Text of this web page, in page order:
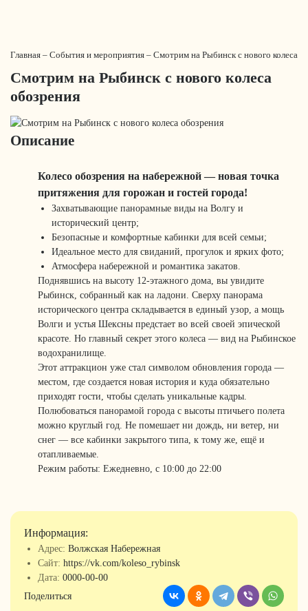
Главная – События и мероприятия – Смотрим на Рыбинск с нового колеса
Смотрим на Рыбинск с нового колеса
обозрения
Описание
Колесо обозрения на набережной — новая точка
притяжения для горожан и гостей города!
Захватывающие панорамные виды на Волгу и
исторический центр;
Безопасные и комфортные кабинки для всей семьи;
Идеальное место для свиданий, прогулок и ярких фото;
Атмосфера набережной и романтика закатов.
Поднявшись на высоту 12-этажного дома, вы увидите
Рыбинск, собранный как на ладони. Сверху панорама
исторического центра складывается в единый узор, а мощь
Волги и устья Шексны предстает во всей своей эпической
красоте. Но главный секрет этого колеса — вид на Рыбинское
водохранилище.
Этот аттракцион уже стал символом обновления города —
местом, где создается новая история и куда обязательно
приходят гости, чтобы сделать уникальные кадры.
Полюбоваться панорамой города с высоты птичьего полета
можно круглый год. Не помешает ни дождь, ни ветер, ни
снег — все кабинки закрытого типа, к тому же, ещё и
отапливаемые.
Режим работы: Ежедневно, с 10:00 до 22:00
Информация:
Адрес: Волжская Набережная
Сайт: https://vk.com/koleso_rybinsk
Дата: 0000-00-00
Поделиться